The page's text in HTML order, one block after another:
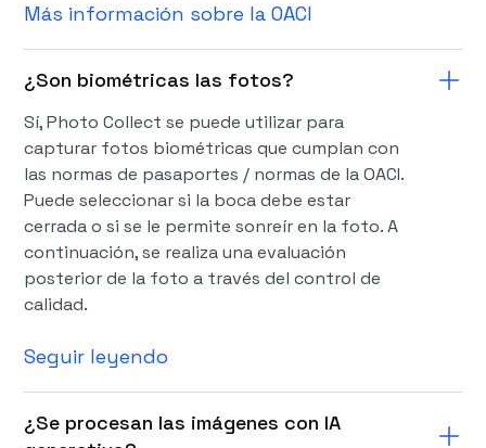
Más información sobre la OACI
¿Son biométricas las fotos?
Sí, Photo Collect se puede utilizar para
capturar fotos biométricas que cumplan con
las normas de pasaportes / normas de la OACI.
Puede seleccionar si la boca debe estar
cerrada o si se le permite sonreír en la foto. A
continuación, se realiza una evaluación
posterior de la foto a través del control de
calidad.
Seguir leyendo
¿Se procesan las imágenes con IA